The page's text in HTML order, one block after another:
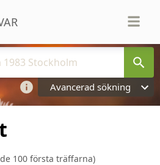
Avancerad sökning
100 första träffarna)